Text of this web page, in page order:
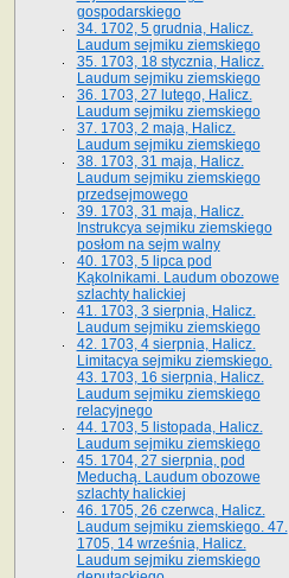
gospodarskiego
34. 1702, 5 grudnia, Halicz.
Laudum sejmiku ziemskiego
35. 1703, 18 stycznia, Halicz.
Laudum sejmiku ziemskiego
36. 1703, 27 lutego, Halicz.
Laudum sejmiku ziemskiego
37. 1703, 2 maja, Halicz.
Laudum sejmiku ziemskiego
38. 1703, 31 maja, Halicz.
Laudum sejmiku ziemskiego
przedsejmowego
39. 1703, 31 maja, Halicz.
Instrukcya sejmiku ziemskiego
posłom na sejm walny
40. 1703, 5 lipca pod
Kąkolnikami. Laudum obozowe
szlachty halickiej
41­. 1703, 3 sierpnia, Halicz.
Laudum sejmiku ziemskiego
42. 1703, 4 sierpnia, Halicz.
Limitacya sejmiku ziemskiego.
43. 1703, 16 sierpnia, Halicz.
Laudum sejmiku ziemskiego
relacyjnego
44. 1703, 5 listopada, Halicz.
Laudum sejmiku ziemskiego
45. 1704, 27 sierpnia, pod
Meduchą. Laudum obozowe
szlachty halickiej
46. 1705, 26 czerwca, Halicz.
Laudum sejmiku ziemskiego. 47.
1705, 14 września, Halicz.
Laudum sejmiku ziemskiego